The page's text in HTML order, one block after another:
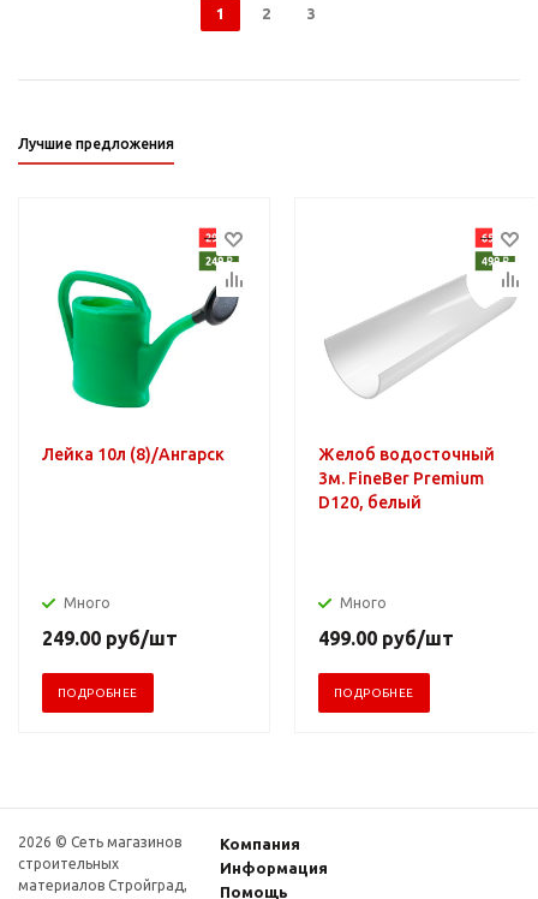
1 2 3
Лучшие предложения
Лейка 10л (8)/Ангарск
Много
249.00 руб/шт
ПОДРОБНЕЕ
Желоб водосточный
3м. FineBer Premium
D120, белый
Много
499.00 руб/шт
ПОДРОБНЕЕ
2026 © Сеть магазинов
строительных
материалов Стройград,
Компания
Информация
Помощь